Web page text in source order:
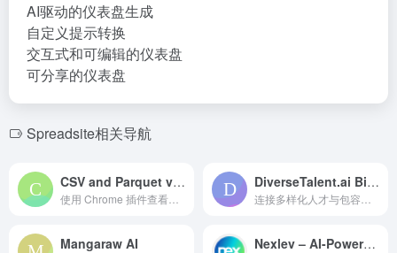
AI驱动的仪表盘生成
自定义提示转换
交互式和可编辑的仪表盘
可分享的仪表盘
Spreadsite相关导航
CSV and Parquet viewer DiverseTalent.ai Bias Checker
Mangaraw AI Nexlev – AI-Powered YouTube Niche Finder